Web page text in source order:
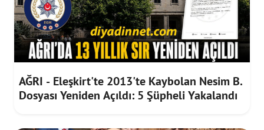
AĞRI - Eleşkirt'te 2013'te Kaybolan Nesim B.
Dosyası Yeniden Açıldı: 5 Şüpheli Yakalandı